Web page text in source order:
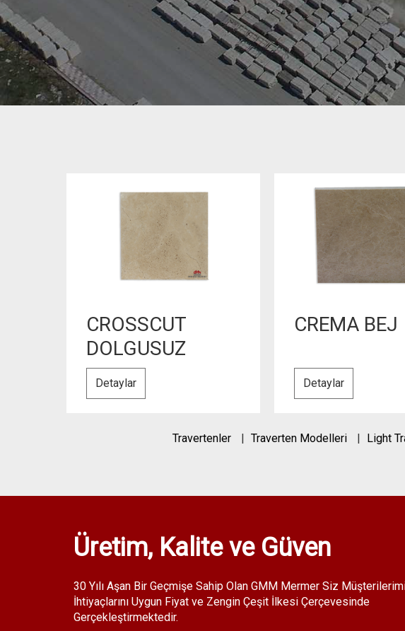
CROSSCUT
DOLGUSUZ
Detaylar
CREMA BEJ
Detaylar
Travertenler Traverten Modelleri Light
Üretim, Kalite ve Güven
30 Yılı Aşan Bir Geçmişe Sahip Olan GMM Mermer Siz
İhtiyaçlarını Uygun Fiyat ve Zengin Çeşit İlkesi Çerçevesinde
Gerçekleştirmektedir.